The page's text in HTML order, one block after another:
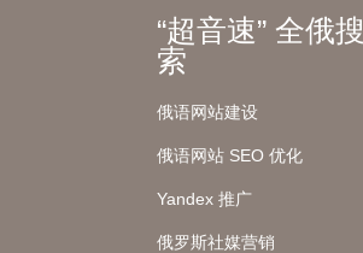
“超音速” 全俄搜
索
俄语网站建设
俄语网站 SEO 优化
Yandex 推广
俄罗斯社媒营销